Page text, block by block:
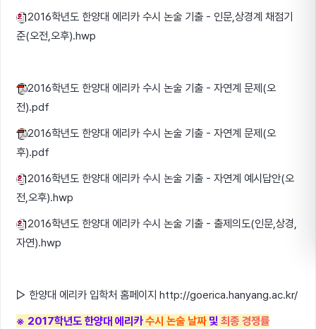
2016학년도 한양대 에리카 수시 논술 기출 - 인문,상경계 채점기
준(오전,오후).hwp
2016학년도 한양대 에리카 수시 논술 기출 - 자연계 문제(오
전).pdf
2016학년도 한양대 에리카 수시 논술 기출 - 자연계 문제(오
후).pdf
2016학년도 한양대 에리카 수시 논술 기출 - 자연계 예시답안(오
전,오후).hwp
2016학년도 한양대 에리카 수시 논술 기출 - 출제의도(인문,상경,
자연).hwp
▷ 한양대 에리카 입학처 홈페이지 http://goerica.hanyang.ac.kr/
※ 2017학년도 한양대 에리카수시 논술 날짜및 최종 경쟁률